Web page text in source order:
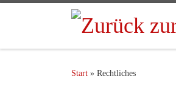
Start » Rechtliches